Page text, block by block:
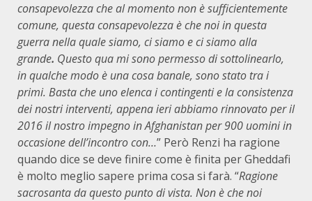
consapevolezza che al momento non è sufficientemente
comune, questa consapevolezza è che noi in questa
guerra nella quale siamo, ci siamo e ci siamo alla
grande. Questo qua mi sono permesso di sottolinearlo,
in qualche modo è una cosa banale, sono stato tra i
primi. Basta che uno elenca i contingenti e la consistenza
dei nostri interventi, appena ieri abbiamo rinnovato per il
2016 il nostro impegno in Afghanistan per 900 uomini in
occasione dell’incontro con…” Però Renzi ha ragione
quando dice se deve finire come è finita per Gheddafi
è molto meglio sapere prima cosa si farà. “Ragione
sacrosanta da questo punto di vista. Non è che noi